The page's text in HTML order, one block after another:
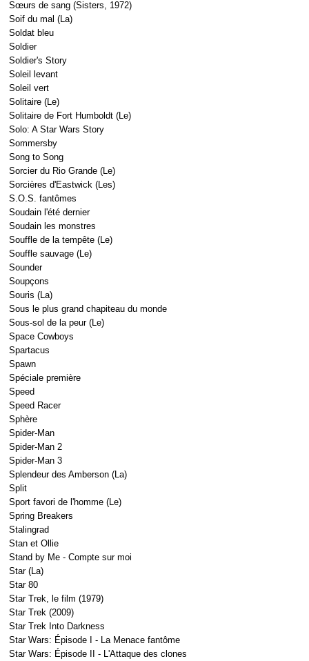
Sœurs de sang (Sisters, 1972)
Soif du mal (La)
Soldat bleu
Soldier
Soldier's Story
Soleil levant
Soleil vert
Solitaire (Le)
Solitaire de Fort Humboldt (Le)
Solo: A Star Wars Story
Sommersby
Song to Song
Sorcier du Rio Grande (Le)
Sorcières d'Eastwick (Les)
S.O.S. fantômes
Soudain l'été dernier
Soudain les monstres
Souffle de la tempête (Le)
Souffle sauvage (Le)
Sounder
Soupçons
Souris (La)
Sous le plus grand chapiteau du monde
Sous-sol de la peur (Le)
Space Cowboys
Spartacus
Spawn
Spéciale première
Speed
Speed Racer
Sphère
Spider-Man
Spider-Man 2
Spider-Man 3
Splendeur des Amberson (La)
Split
Sport favori de l'homme (Le)
Spring Breakers
Stalingrad
Stan et Ollie
Stand by Me - Compte sur moi
Star (La)
Star 80
Star Trek, le film (1979)
Star Trek (2009)
Star Trek Into Darkness
Star Wars: Épisode I - La Menace fantôme
Star Wars: Épisode II - L'Attaque des clones